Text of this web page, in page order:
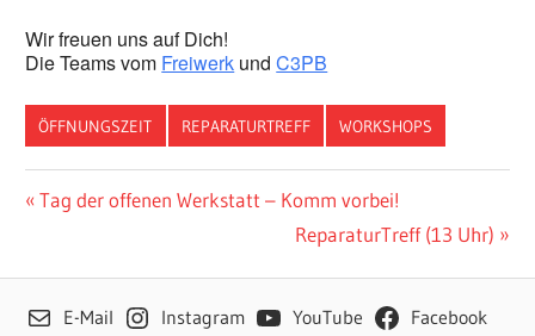
Wir freuen uns auf Dich!
Die Teams vom Freiwerk undC3PB
ÖFFNUNGSZEIT REPARATURTREFF WORKSHOPS
Beitragsnavigation
Vorheriger
Tag der offenen Werkstatt – Komm vorbei!
Nächster
ReparaturTreff (13 Uhr)
E-Mail Instagram YouTube Facebook